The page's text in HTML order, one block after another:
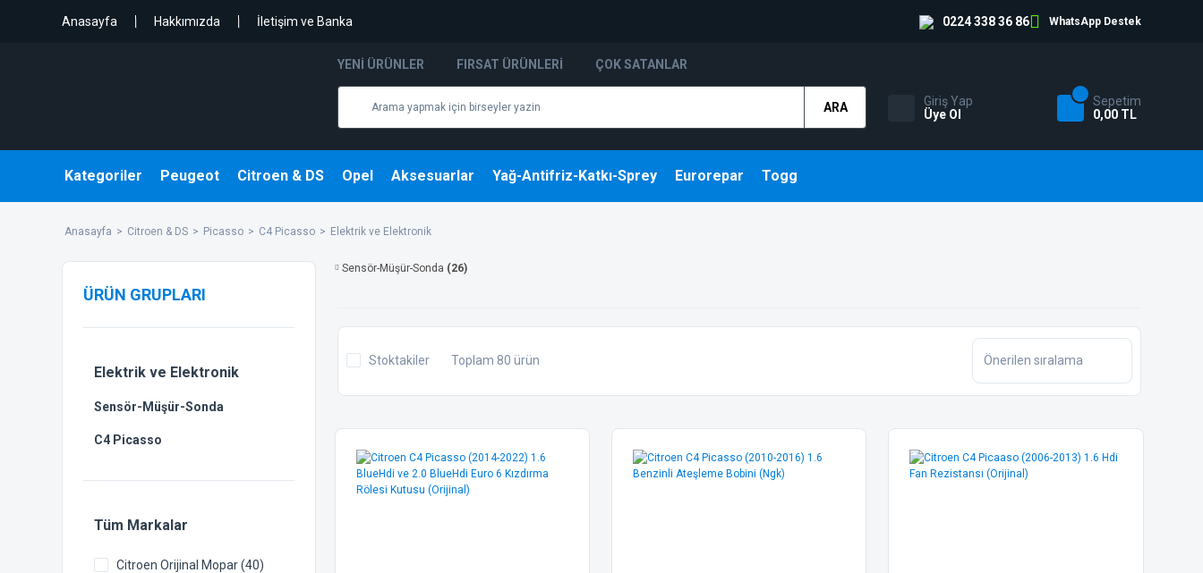
Anasayfa Hakkımızda İletişim ve Banka 0224 338 36 86 WhatsApp Destek
YENI ÜRÜNLER FIRSAT ÜRÜNLERI ÇOK SATANLAR
ARA
Giriş Yap
Üye Ol
Sepetim
0,00 TL
Kategoriler Peugeot Citroen & DS Opel Aksesuarlar Yağ-Antifriz-Katkı-Sprey Eurorepar Togg
Anasayfa Citroen & DS Picasso C4 Picasso Elektrik ve Elektronik
ÜRÜN GRUPLARI
Elektrik ve Elektronik
Sensör-Müşür-Sonda
C4 Picasso
Tüm Markalar
Citroen Orijinal Mopar (40)
Sensör-Müşür-Sonda (26)
Stoktakiler Toplam 80 ürün